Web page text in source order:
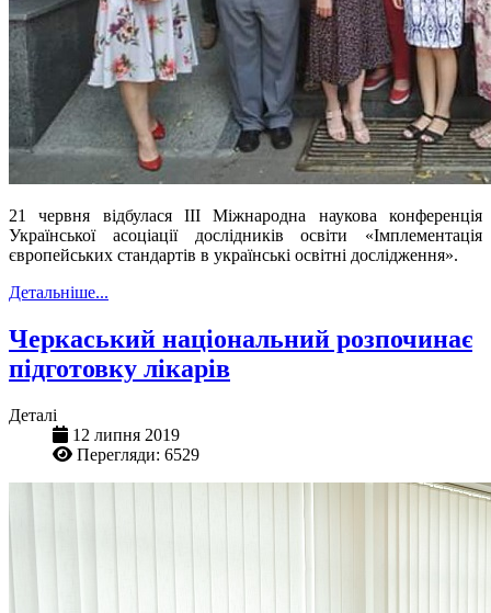
21 червня відбулася ІІІ Міжнародна наукова конференція
Української асоціації дослідників освіти «Імплементація
європейських стандартів в українські освітні дослідження».
Детальніше...
Черкаський національний розпочинає
підготовку лікарів
Деталі
12 липня 2019
Перегляди: 6529